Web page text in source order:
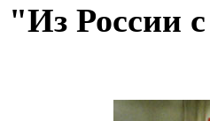
"Из России